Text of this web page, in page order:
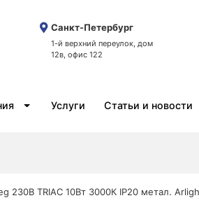
Санкт-Петербург
1-й верхний переулок, дом
12в, офис 122
Услуги Статьи и новости
230В TRIAC 10Вт 3000К IP20 метал.